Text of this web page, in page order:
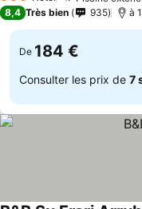
3 Étoiles
8,4 Très bien 935 à
De 184 €
Consulter les prix de 7